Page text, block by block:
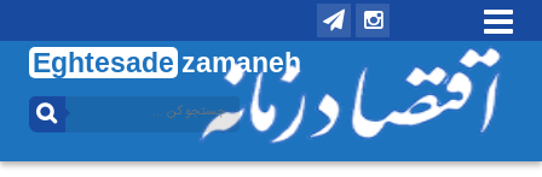
Eghtesade zamaneh
منوی
تماس